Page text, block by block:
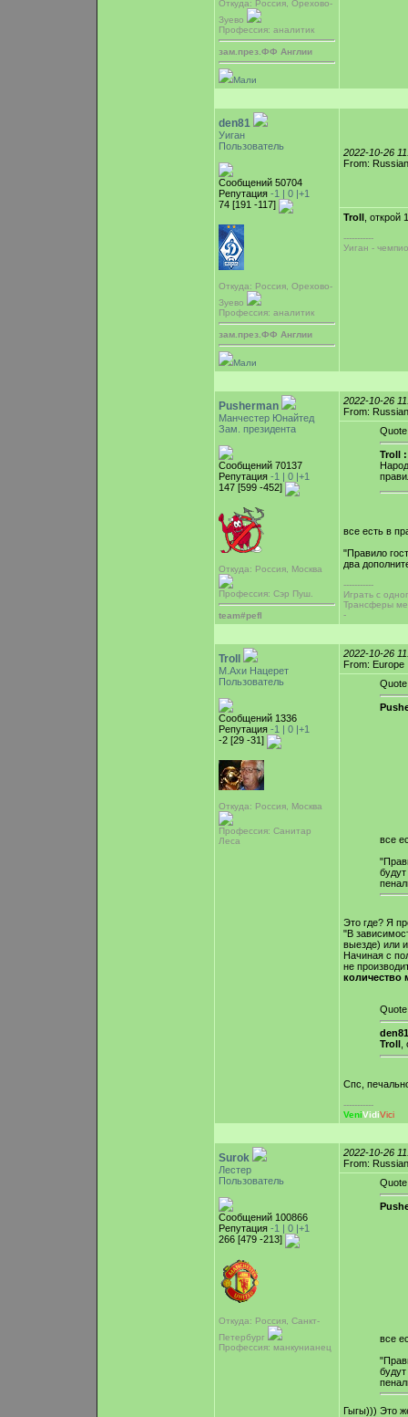
Откуда: Россия, Орехово-
Зуево
Профессия: аналитик
зам.през.ФФ Англии
Мали
den81
Уиган
Пользователь
Сообщений 50704
Репутация -1 | 0 |+1
74 [191 -117]
Откуда: Россия, Орехово-
Зуево
Профессия: аналитик
зам.през.ФФ Англии
Мали
2022-10-26
From:
Troll ,
-----------
Уиган -
Pusherman
Манчестер Юнайтед
Зам. президента
Сообщений 70137
Репутация -1 | 0 |+1
147 [599 -452]
Откуда: Россия, Москва
Профессия: Сэр Пуш.
team#pefl
2022-10-26
From:
Quote
Troll :
все есть в
"Правило
два
-----------
Играть с
Трансферы
-
Troll
М.Ахи Нацерет
Пользователь
Сообщений 1336
Репутация -1 | 0 |+1
-2 [29 -31]
Откуда: Россия, Москва
Профессия: Санитар
Леса
2022-10-26
From: Europe
Quote
все
Это где? Я
"В
выезде) или
Начиная с
не
количество
Quote
Troll
Спс,
-----------
VeniVidiVici
Surok
Лестер
Пользователь
Сообщений 100866
Репутация -1 | 0 |+1
266 [479 -213]
Откуда: Россия, Санкт-
Петербург
Профессия: манкунианец
2022-10-26
From:
Quote
все
Гыгы))) Это